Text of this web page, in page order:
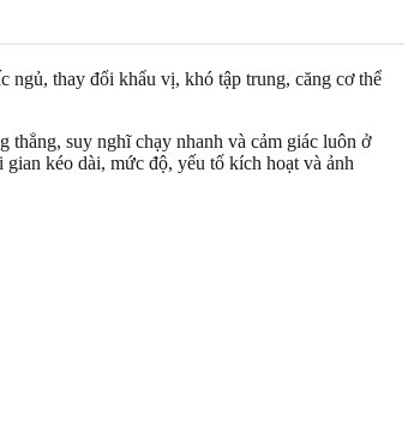
ngủ, thay đổi khẩu vị, khó tập trung, căng cơ thể
thẳng, suy nghĩ chạy nhanh và cảm giác luôn ở
kéo dài, mức độ, yếu tố kích hoạt và ảnh